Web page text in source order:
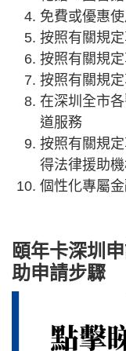
免費或優惠使
按照有關規
按照有關規
按照有關規
在深圳全市
道服務
按照有關規
得法律援助
個性化專屬
頤年卡深圳
助申請步驟